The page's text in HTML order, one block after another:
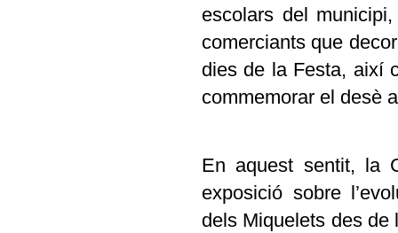
escolars del
comerciants que
dies de la Festa, així
commemorar el desè
En aquest sentit, la
exposició sobre
dels Miquelets des de